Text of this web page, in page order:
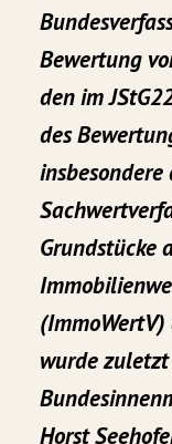
Bewertung
den im
des
Grundstücke
(ImmoWertV)
wurde
Horst